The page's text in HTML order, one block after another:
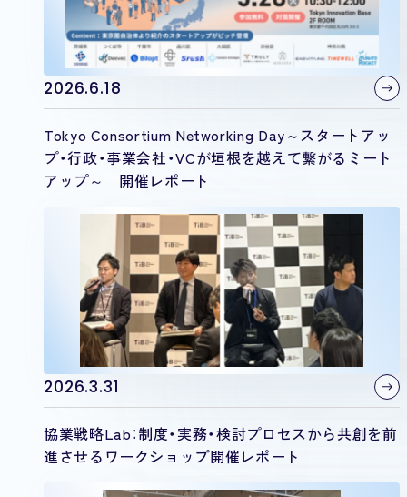
2026.6.18
Tokyo Consortium Networking Day～スタートアッ
プ・行政・事業会社・VCが垣根を越えて繋がるミート
アップ～ 開催レポート
2026.3.31
協業戦略Lab：制度・実務・検討プロセスから共創を前
進させるワークショップ開催レポート